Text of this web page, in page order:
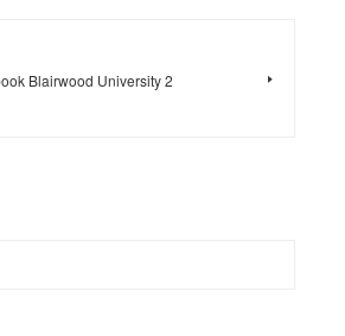
Blairwood University 2